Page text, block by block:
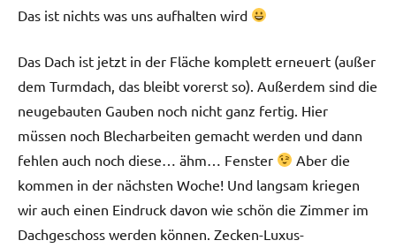
Das ist nichts was uns aufhalten wird
Das Dach ist jetzt in der Fläche komplett erneuert (außer
dem Turmdach, das bleibt vorerst so). Außerdem sind die
neugebauten Gauben noch nicht ganz fertig. Hier
müssen noch Blecharbeiten gemacht werden und dann
fehlen auch noch diese… ähm… Fenster
Aber die
kommen in der nächsten Woche! Und langsam kriegen
wir auch einen Eindruck davon wie schön die Zimmer im
Dachgeschoss werden können. Zecken-Luxus-